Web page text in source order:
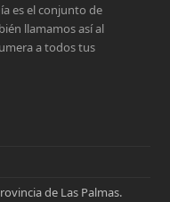
es el conjunto de
llamamos así al
a todos tus
de Las Palmas.